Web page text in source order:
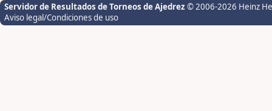
Servidor de Resultados de Torneos de Ajedrez © 2006-2026 Heinz
Aviso legal/Condiciones de uso